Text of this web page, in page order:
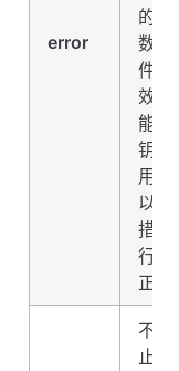
error
的无
数据
件和
效的
能密
钥）
用户
以采
措施
行更
正。
不会
止灰